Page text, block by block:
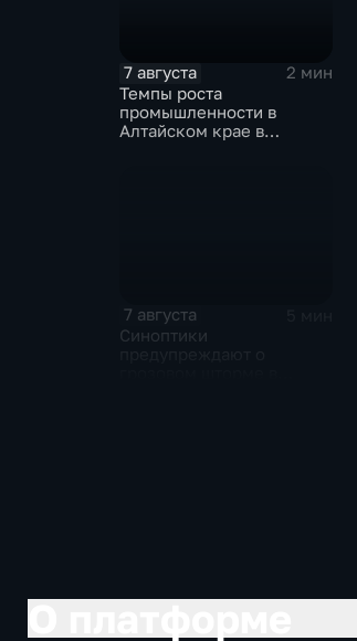
7 августа
2 мин
Темпы роста
промышленности в
Алтайском крае в
7 августа
Синоптики